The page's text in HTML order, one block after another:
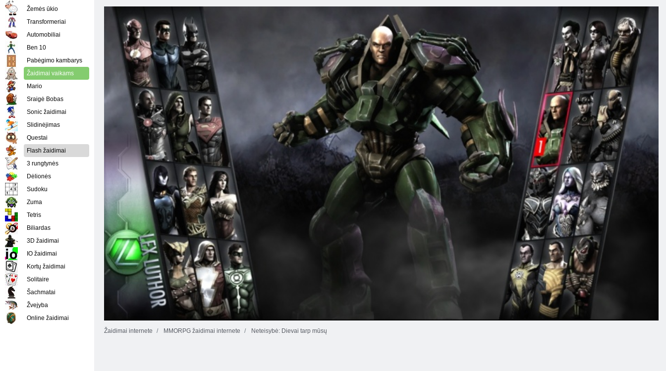
Žaidimai internete MMORPG žaidimai internete Neteisybė: Dievai tarp mūsų
Žemės ūkio
Transformeriai
Automobiliai
Ben 10
Pabėgimo kambarys
Žaidimai vaikams
Mario
Sraigė Bobas
Sonic žaidimai
Slidinėjimas
Questai
Flash žaidimai
3 rungtynės
Dėlionės
Sudoku
Zuma
Tetris
Biliardas
3D žaidimai
IO žaidimai
Kortų žaidimai
Solitaire
Šachmatai
Žvejyba
Online žaidimai